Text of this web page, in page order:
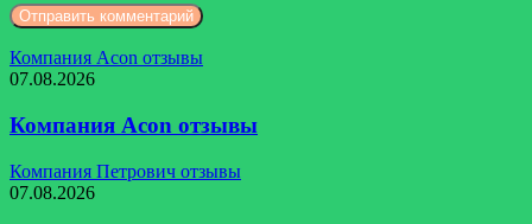
Компания Acon отзывы
07.08.2026
Компания Acon отзывы
Компания Петрович отзывы
07.08.2026